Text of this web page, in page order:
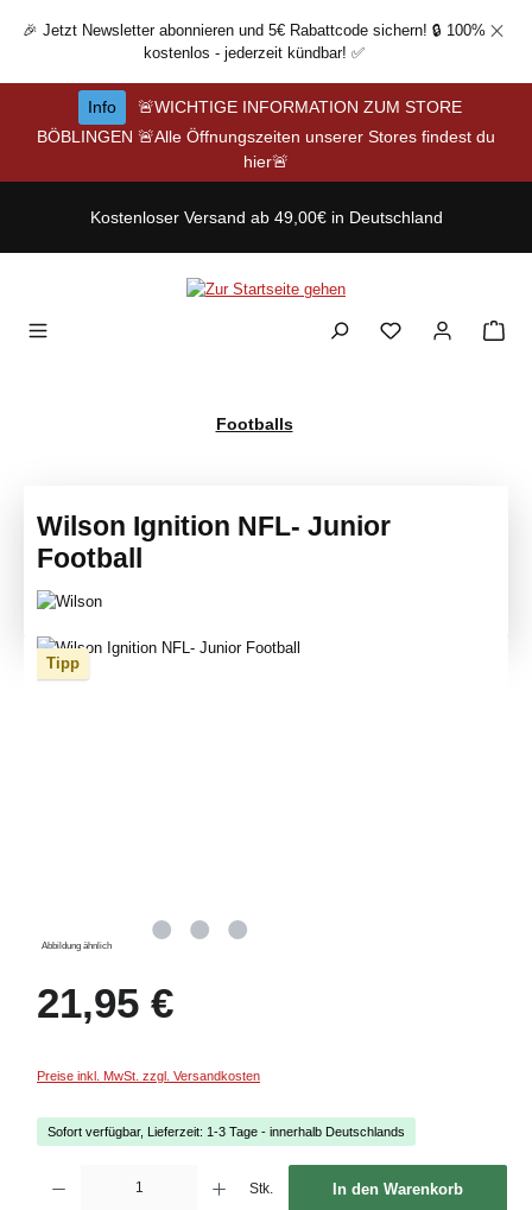
Zum Hauptinhalt springen
🎉 Jetzt Newsletter abonnieren und 5€ Rabattcode sichern! 🔒 100%
kostenlos - jederzeit kündbar! ✅
Info
🚨WICHTIGE INFORMATION ZUM STORE
BÖBLINGEN 🚨Alle Öffnungszeiten unserer Stores findest du
hier🚨
Kostenloser Versand ab 49,00€ in Deutschland
Footballs
Wilson Ignition NFL- Junior
Football
Bildergalerie überspringen
Tipp
Abbildung ähnlich
21,95 €
Preise inkl. MwSt. zzgl. Versandkosten
Sofort verfügbar, Lieferzeit: 1-3 Tage - innerhalb Deutschlands
Stk. In den Warenkorb